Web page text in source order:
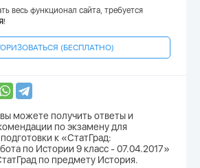
весь функционал сайта, требуется
!
(БЕСПЛАТНО)
можете получить ответы и
по экзамену для
к «СтатГрад:
по Истории 9 класс - 07.04.2017»
по предмету История.